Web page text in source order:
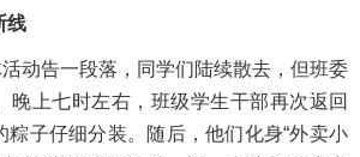
线
动告一段落，同学们陆续散去，但班委
晚上七时左右，班级学生干部再次返回
粽子仔细分装。随后，他们化身“外卖小